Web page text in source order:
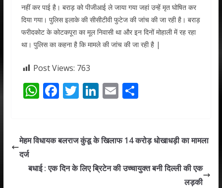
नहीं कर पाई है। बराड़ को पीजीआई ले जाया गया जहां उन्हें मृत घोषित कर
दिया गया। पुलिस इलाके की सीसीटीवी फुटेज की जांच की जा रही है। बराड़
फरीदकोट के कोटकपूरा का मूल निवासी था और इन दिनों मोहाली में रह रहा
था। पुलिस का कहना है कि मामले की जांच की जा रही है |
Post Views: 763
W
s
p
F
b
o
T
er
Li
e
n
E
l
S
e
मेहम विधायक बलराज कुंडू के खिलाफ 14 करोड़ धोखाधड़ी का मामला
दर्ज
बधाई : एक दिन के लिए ब्रिटेन की उच्चायुक्त बनी दिल्ली की एक
लड़की